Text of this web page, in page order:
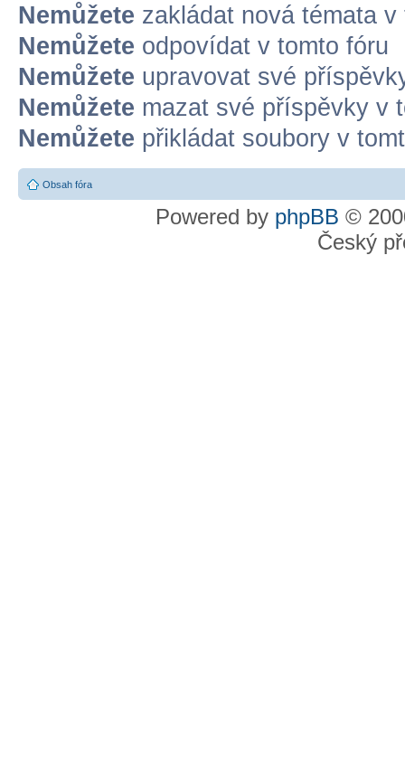
Nemůžete zakládat nová témata v
Nemůžete odpovídat v tomto fóru
Nemůžete upravovat své
Nemůžete mazat své příspěvky v
Nemůžete přikládat soubory v
Obsah fóra
Powered by phpBB ©
Český